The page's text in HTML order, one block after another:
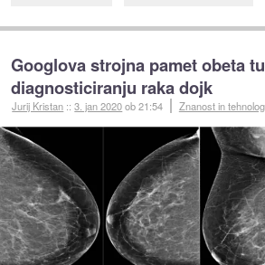
Googlova strojna pamet obeta
diagnosticiranju raka dojk
Jurij Kristan ::3. jan 2020ob 21:54 Znanost in